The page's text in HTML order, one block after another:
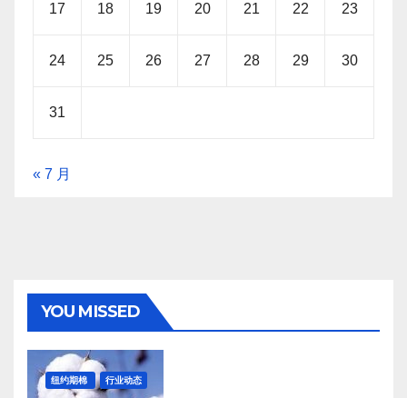
17 18 19 20 21 22 23
24 25 26 27 28 29 30
31
« 7 月
YOU MISSED
纽约期棉 行业动态